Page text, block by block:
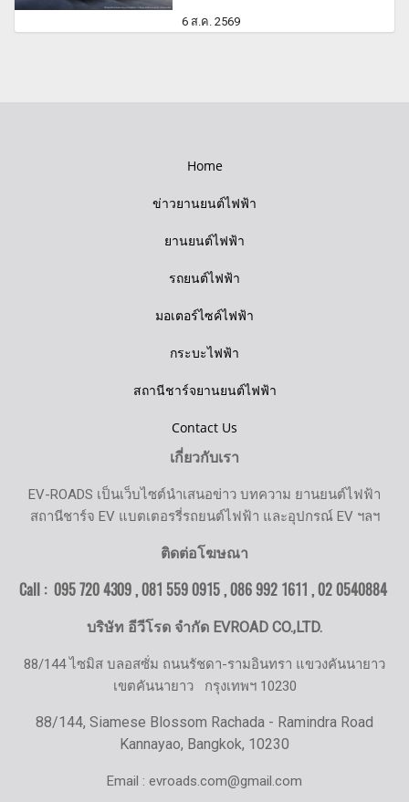
6 ส.ค. 2569
Home
ข่าวยานยนต์ไฟฟ้า
ยานยนต์ไฟฟ้า
รถยนต์ไฟฟ้า
มอเตอร์ไซค์ไฟฟ้า
กระบะไฟฟ้า
สถานีชาร์จยานยนต์ไฟฟ้า
Contact Us
เกี่ยวกับเรา
EV-ROADS เป็นเว็บไซต์นำเสนอข่าว บทความ ยานยนต์ไฟฟ้า
สถานีชาร์จ EV แบตเตอรรี่รถยนต์ไฟฟ้า และอุปกรณ์ EV ฯลฯ
ติดต่อโฆษณา
Call : 095 720 4309 , 081 559 0915 , 086 992 1611 ,02 0540884
บริษัท อีวีโรด จำกัด EVROAD CO.,LTD.
88/144 ไซมิส บลอสซั่ม ถนนรัชดา-รามอินทรา แขวงคันนายาว
เขตคันนายาว กรุงเทพฯ 10230
88/144, Siamese Blossom Rachada - Ramindra Road
Kannayao, Bangkok, 10230
Email : evroads.com@gmail.com